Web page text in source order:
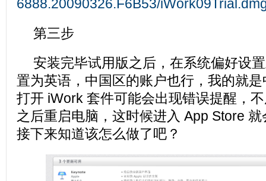
6888.20090326.F6B53/
第三步
安装完毕试用版之后，在系统偏好设
置为英语，中国区的账户也行，我的就
打开 iWork 套件可能会出现错误提醒，
之后重启电脑，这时候进入 App Store
接下来知道该怎么做了吧？